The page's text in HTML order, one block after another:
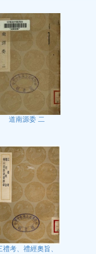
道南源委 二
禮考、禮經奧旨、